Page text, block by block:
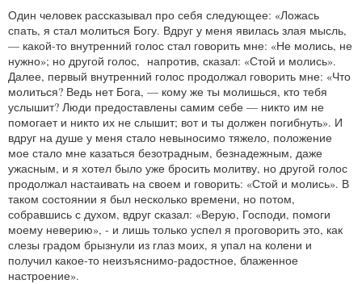
Один человек рассказывал про себя следующее: «Ложась
спать, я стал молиться Богу. Вдруг у меня явилась злая мысль,
— какой-то внутренний голос стал говорить мне: «Не молись, не
нужно»; но другой голос, напротив, сказал: «Стой и молись».
Далее, первый внутренний голос продолжал говорить мне: «Что
молиться? Ведь нет Бога, — кому же ты молишься, кто тебя
услышит? Люди предоставлены самим себе — никто им не
помогает и никто их не слышит; вот и ты должен погибнуть». И
вдруг на душе у меня стало невыносимо тяжело, положение
мое стало мне казаться безотрадным, безнадежным, даже
ужасным, и я хотел было уже бросить молитву, но другой голос
продолжал настаивать на своем и говорить: «Стой и молись». В
таком состоянии я был несколько времени, но потом,
собравшись с духом, вдруг сказал: «Верую, Господи, помоги
моему неверию», - и лишь только успел я проговорить это, как
слезы градом брызнули из глаз моих, я упал на колени и
получил какое-то неизъяснимо-радостное, блаженное
настроение».